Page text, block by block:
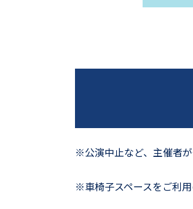
※公演中止など、主催者
※車椅子スペースをご利